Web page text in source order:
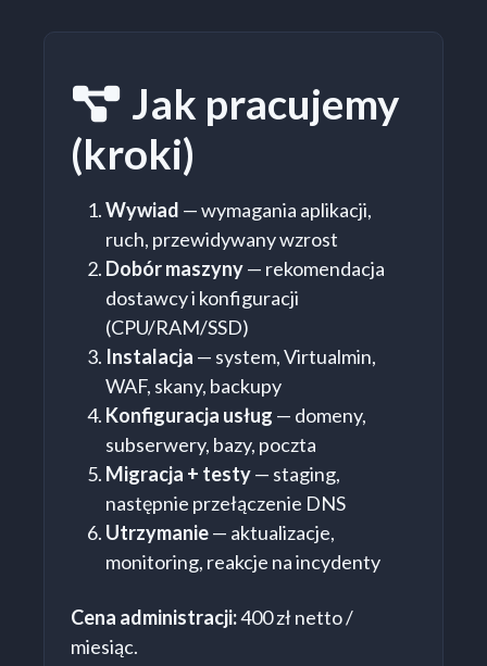
Proces
Jak pracujemy
(kroki)
Wywiad — wymagania aplikacji,
ruch, przewidywany wzrost
Dobór maszyny— rekomendacja
dostawcy i konfiguracji
(CPU/RAM/SSD)
Instalacja — system, Virtualmin,
WAF, skany, backupy
Konfiguracja usług — domeny,
subserwery, bazy, poczta
Migracja + testy— staging,
następnie przełączenie DNS
Utrzymanie— aktualizacje,
monitoring, reakcje na incydenty
Cena administracji:400 zł netto /
miesiąc.